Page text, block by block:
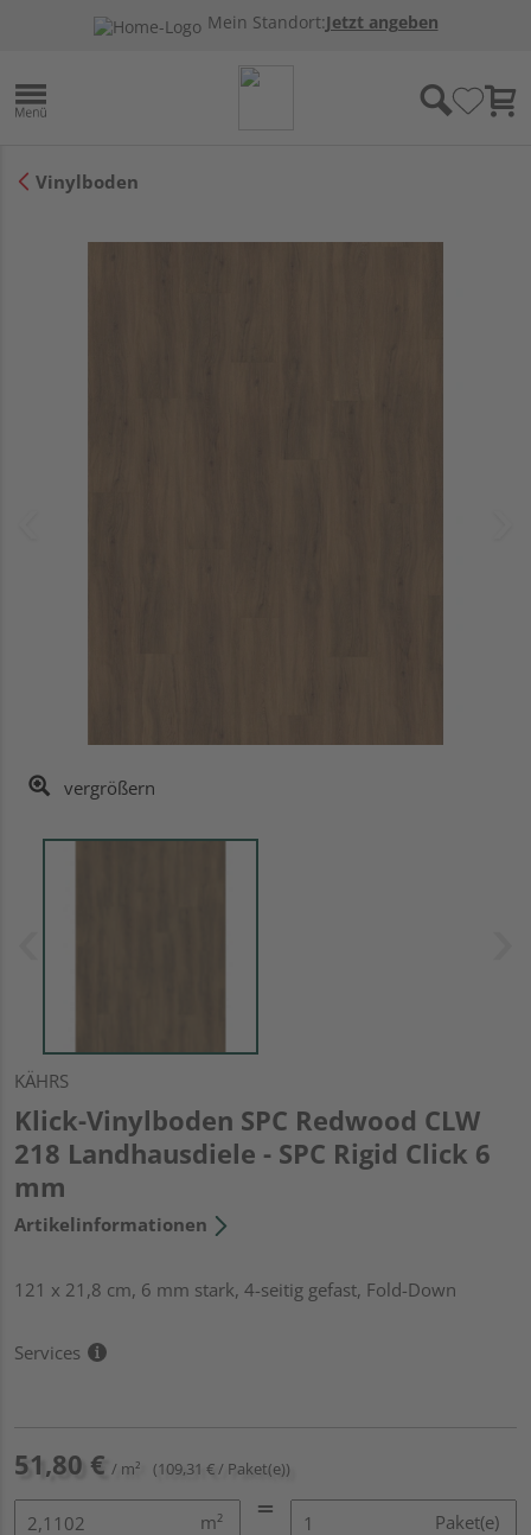
Mein Standort:Jetzt angeben
Vinylboden
vergrößern
KÄHRS
Klick-Vinylboden SPC Redwood CLW
218 Landhausdiele - SPC Rigid Click 6
mm
Artikelinformationen
121 x 21,8 cm, 6 mm stark, 4-seitig gefast, Fold-Down
Services
51,80 € / m² (109,31 € / Paket(e))
m² Paket(e)